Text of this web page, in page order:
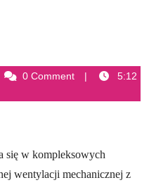
0 Comment
5:12
się w kompleksowych
wentylacji mechanicznej z